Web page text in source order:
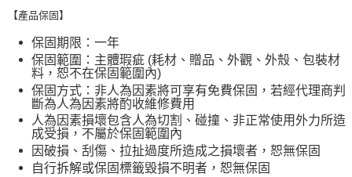
【產品保固】
保固期限：一年
保固範圍：主體瑕疵 (耗材、贈品、外觀、外殼、包裝材
料，恕不在保固範圍內)
保固方式：非人為因素將可享有免費保固，若經代理商判
斷為人為因素將酌收維修費用
人為因素損壞包含人為切割、碰撞、非正常使用外力所造
成受損，不屬於保固範圍內
因破損、刮傷、拉扯過度所造成之損壞者，恕無保固
自行拆解或保固標籤毀損不明者，恕無保固